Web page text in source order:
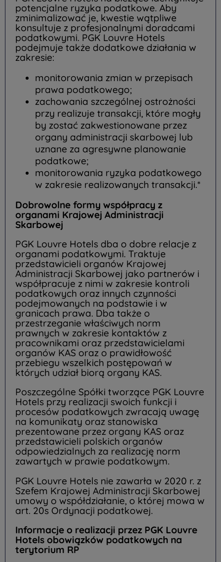
potencjalne ryzyka podatkowe. Aby
zminimalizować je, kwestie wątpliwe
konsultuje z profesjonalnymi doradcami
podatkowymi. PGK Louvre Hotels
podejmuje także dodatkowe działania w
zakresie:
monitorowania zmian w przepisach
prawa podatkowego;
zachowania szczególnej ostrożności
przy realizuje transakcji, które mogły
by zostać zakwestionowane przez
organy administracji skarbowej lub
uznane za agresywne planowanie
podatkowe;
monitorowania ryzyka podatkowego
w zakresie realizowanych transakcji.*
Dobrowolne formy współpracy z
organami Krajowej Administracji
Skarbowej
PGK Louvre Hotels dba o dobre relacje z
organami podatkowymi. Traktuje
przedstawicieli organów Krajowej
Administracji Skarbowej jako partnerów i
współpracuje z nimi w zakresie kontroli
podatkowych oraz innych czynności
podejmowanych na podstawie i w
granicach prawa. Dba także o
przestrzeganie właściwych norm
prawnych w zakresie kontaktów z
pracownikami oraz przedstawicielami
organów KAS oraz o prawidłowość
przebiegu wszelkich postępowań w
których udział biorą organy KAS.
Poszczególne Spółki tworzące PGK Louvre
Hotels przy realizacji swoich funkcji i
procesów podatkowych zwracają uwagę
na komunikaty oraz stanowiska
prezentowane przez organy KAS oraz
przedstawicieli polskich organów
odpowiedzialnych za realizację norm
zawartych w prawie podatkowym.
PGK Louvre Hotels nie zawarła w 2020 r. z
Szefem Krajowej Administracji Skarbowej
umowy o współdziałanie, o której mowa w
art. 20s Ordynacji podatkowej.
Informacje o realizacji przez PGK Louvre
Hotels obowiązków podatkowych na
terytorium RP